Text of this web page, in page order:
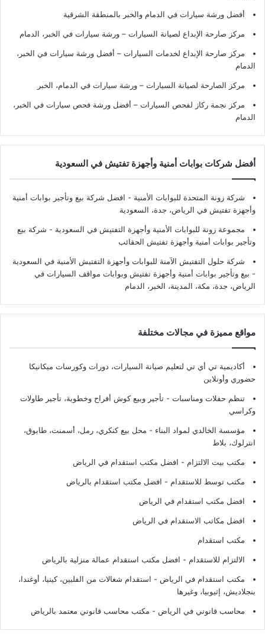
أفضل ورشة سيارات في الدمام والخبر بالمنطقة الشرقية
مركز صارحة الإبداع لصيانة السيارات – ورشة سيارات في الخبر، الدمام
مركز صارحة الإبداع لخدمات السيارات – أفضل ورشة سيارات في الخبر،
الدمام
مركز الصارحة لصيانة السيارات – ورشة سيارات في الدمام، الخبر
مركز نجمة ركاز لفحص السيارات – أفضل ورشة فحص سيارات في الخبر،
الدمام
أفضل شركات بوابات أمنية وأجهزة تفتيش في السعودية
شركة زونة المتحدة للبوابات الأمنية - افضل شركة بيع وتأجير بوابات أمنية
وأجهزة تفتيش في الرياض، جدة، السعودية
مجموعة زونة للبوابات الأمنية وأجهزة التفتيش في السعودية - شركة بيع
وتأجير بوابات أمنية وأجهزة تفتيش الحقائب
شركة حلول التفتيش الآمنة للبوابات وأجهزة التفتيش الأمنية في السعودية
- بيع وتأجير بوابات أمنية وأجهزة تفتيش وبوابات مواقف السيارات في
الرياض، جدة، مكة، المدينة، الخبر، الدمام
مواقع مميزة في مجالات مختلفة
أكاديمية تي أي تي لتعليم صيانة السيارات، دورات وكورسات ميكانيكا
حضوري وأونلاين
تنظم حفلات ومناسبات - تأجير وبيع كوش أفراح وخطوبة، تأجير طاولات
وكراسي
مؤسسة الخالدي لمواد البناء - محل بيع كنكري، رمل، أسمنت، طابوق،
انترلوك، بلاط
مكتب بيت الالتزام - افضل مكتب استقدام في الرياض
مكتب توسط للاستقدام - افضل مكتب استقدام بالرياض
افضل مكتب استقدام في الرياض
افضل مكاتب الاستقدام في الرياض
مكتب استقدام
الالتزام للاستقدام - افضل مكتب استقدام عمالة منزلية بالرياض
مكتب استقدام في الرياض - استقدام شغالات من الفلبين، كينيا، أوغندا،
بنجلاديش، إثيوبيا، وغيرها
محاسب قانوني في الرياض - مكتب محاسب قانوني معتمد بالرياض